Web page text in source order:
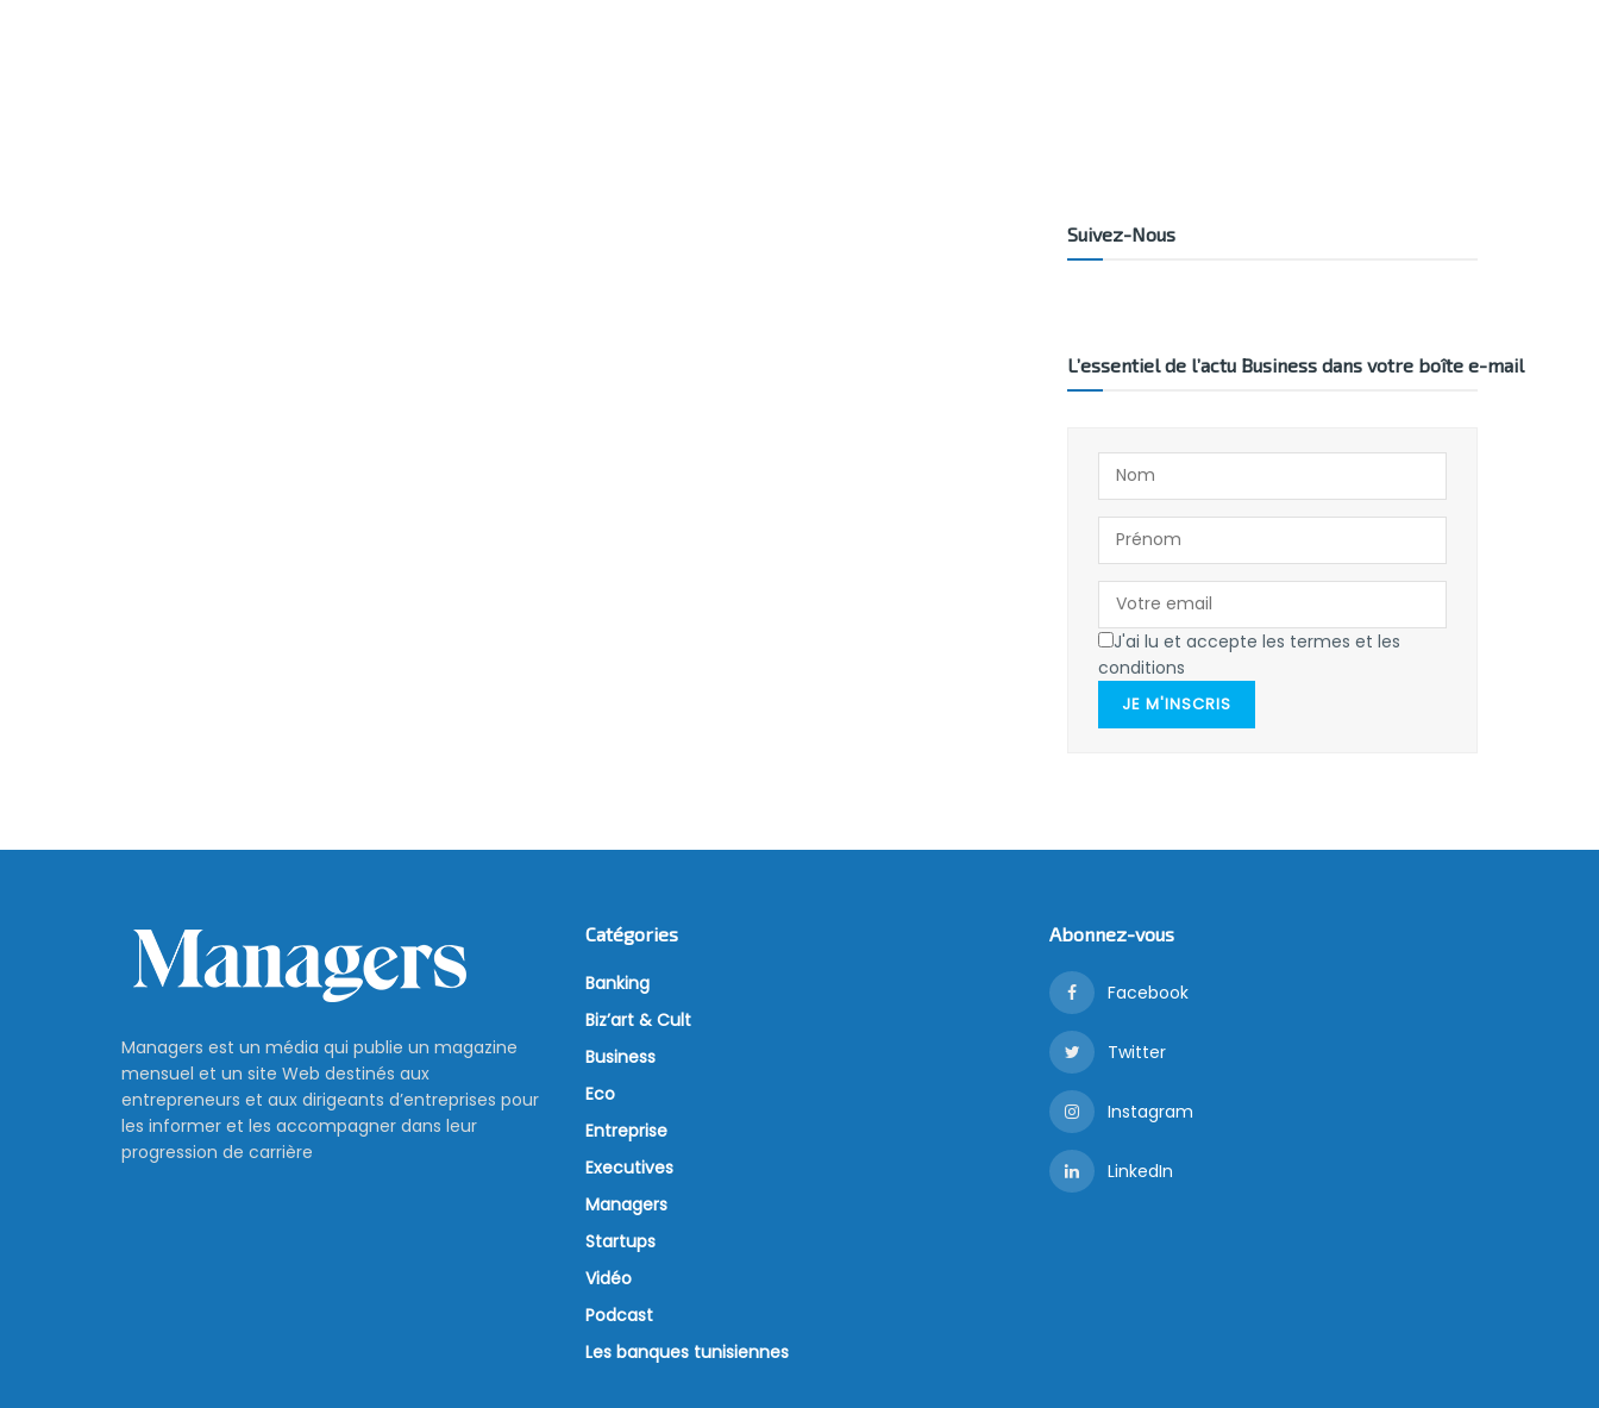
Suivez-Nous
L’essentiel de l’actu Business dans votre boîte e-mail
J'ai lu et accepte les termes et les
conditions
JE M'INSCRIS
Managers est un média qui publie un magazine
mensuel et un site Web destinés aux
entrepreneurs et aux dirigeants d’entreprises pour
les informer et les accompagner dans leur
progression de carrière
Catégories
Banking
Biz’art & Cult
Business
Eco
Entreprise
Executives
Managers
Startups
Vidéo
Podcast
Les banques tunisiennes
Abonnez-vous
Facebook
Twitter
Instagram
LinkedIn